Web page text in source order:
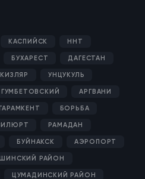
КАСПИЙСК ННТ
БУХАРЕСТ ДАГЕСТАН
КИЗЛЯР УНЦУКУЛЬ
ГУМБЕТОВСКИЙ АРГВАНИ
БОРЬБА
РАМАДАН
БУЙНАКСК АЭРОПОРТ
РАЙОН
ЦУМАДИНСКИЙ РАЙОН